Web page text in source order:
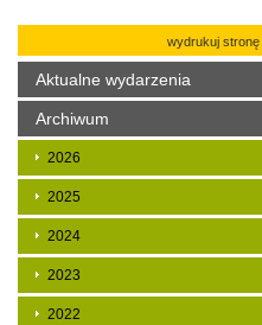
wydrukuj stronę
Aktualne wydarzenia
Archiwum
2026
2025
2024
2023
2022